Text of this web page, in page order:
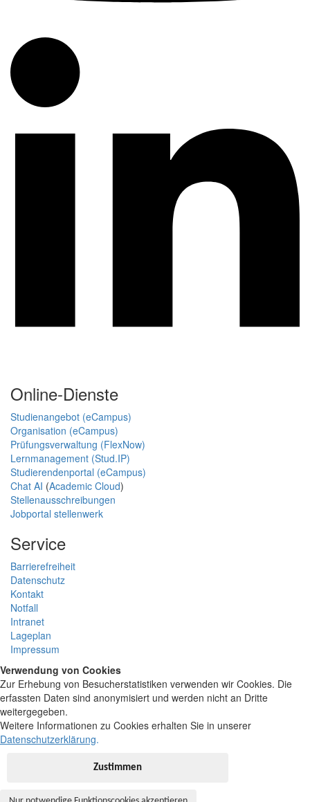
Online-Dienste
Studienangebot (eCampus)
Organisation (eCampus)
Prüfungsverwaltung (FlexNow)
Lernmanagement (Stud.IP)
Studierendenportal (eCampus)
Chat AI (Academic Cloud)
Stellenausschreibungen
Jobportal stellenwerk
Service
Barrierefreiheit
Datenschutz
Kontakt
Notfall
Intranet
Lageplan
Impressum
Verwendung von Cookies
Zur Erhebung von Besucherstatistiken verwenden wir Cookies. Die
erfassten Daten sind anonymisiert und werden nicht an Dritte
weitergegeben.
Weitere Informationen zu Cookies erhalten Sie in unserer
Datenschutzerklärung.
Zustimmen